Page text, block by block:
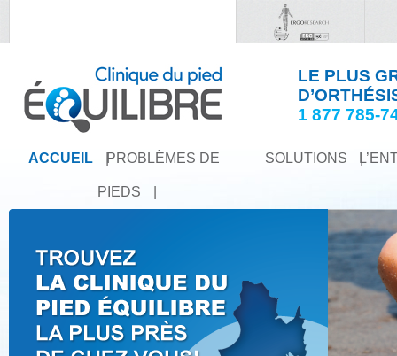
LE PLUS
1 877 785-
ACCUEIL |
PROBLÈMES DE
PIEDS
SOLUTIONS |